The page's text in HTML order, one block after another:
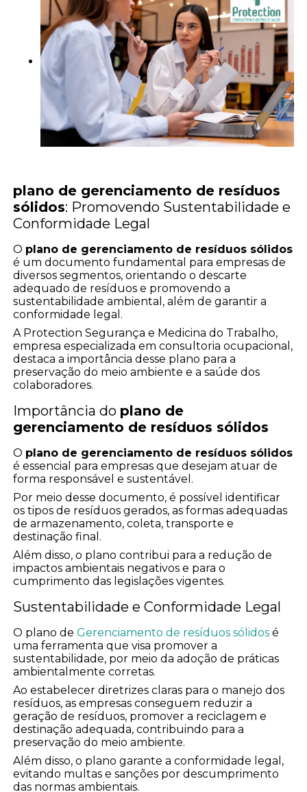
plano de gerenciamento de resíduos
sólidos: Promovendo Sustentabilidade e
Conformidade Legal
O plano de gerenciamento de resíduos sólidos
é um documento fundamental para empresas de
diversos segmentos, orientando o descarte
adequado de resíduos e promovendo a
sustentabilidade ambiental, além de garantir a
conformidade legal.
A Protection Segurança e Medicina do Trabalho,
empresa especializada em consultoria ocupacional,
destaca a importância desse plano para a
preservação do meio ambiente e a saúde dos
colaboradores.
Importância do plano de
gerenciamento de resíduos sólidos
O plano de gerenciamento de resíduos sólidos
é essencial para empresas que desejam atuar de
forma responsável e sustentável.
Por meio desse documento, é possível identificar
os tipos de resíduos gerados, as formas adequadas
de armazenamento, coleta, transporte e
destinação final.
Além disso, o plano contribui para a redução de
impactos ambientais negativos e para o
cumprimento das legislações vigentes.
Sustentabilidade e Conformidade Legal
O plano deGerenciamento de resíduos sólidos é
uma ferramenta que visa promover a
sustentabilidade, por meio da adoção de práticas
ambientalmente corretas.
Ao estabelecer diretrizes claras para o manejo dos
resíduos, as empresas conseguem reduzir a
geração de resíduos, promover a reciclagem e
destinação adequada, contribuindo para a
preservação do meio ambiente.
Além disso, o plano garante a conformidade legal,
evitando multas e sanções por descumprimento
das normas ambientais.